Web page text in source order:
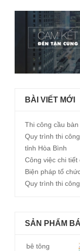
BÀI VIẾT MỚI
Thi công cầu bàn
Quy trình thi
tỉnh Hòa Bình
Công việc chi
Biện pháp tổ
Quy trình thi
SẢN PHẨM